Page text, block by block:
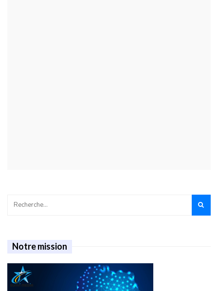
Notre mission